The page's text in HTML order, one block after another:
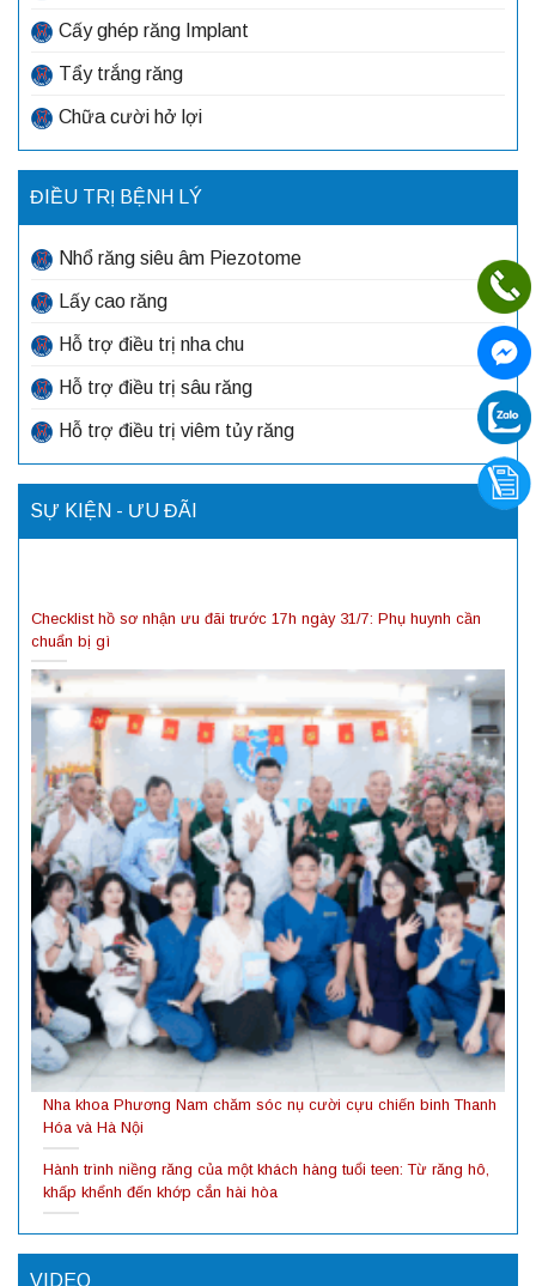
Cấy ghép răng Implant
Tẩy trắng răng
Chữa cười hở lợi
ĐIỀU TRỊ BỆNH LÝ
Nhổ răng siêu âm Piezotome
Lấy cao răng
Hỗ trợ điều trị nha chu
Hỗ trợ điều trị sâu răng
Hỗ trợ điều trị viêm tủy răng
SỰ KIỆN - ƯU ĐÃI
Checklist hồ sơ nhận ưu đãi trước 17h ngày 31/7: Phụ huynh cần
chuẩn bị gì
Nha khoa Phương Nam chăm sóc nụ cười cựu chiến binh Thanh
Hóa và Hà Nội
Hành trình niềng răng của một khách hàng tuổi teen: Từ răng hô,
khấp khểnh đến khớp cắn hài hòa
VIDEO